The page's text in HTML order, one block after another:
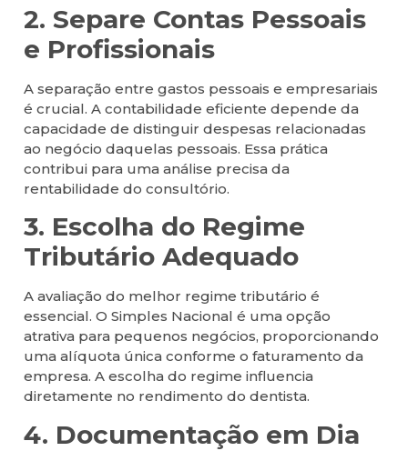
2. Separe Contas Pessoais
e Profissionais
A separação entre gastos pessoais e empresariais
é crucial. A contabilidade eficiente depende da
capacidade de distinguir despesas relacionadas
ao negócio daquelas pessoais. Essa prática
contribui para uma análise precisa da
rentabilidade do consultório.
3. Escolha do Regime
Tributário Adequado
A avaliação do melhor regime tributário é
essencial. O Simples Nacional é uma opção
atrativa para pequenos negócios, proporcionando
uma alíquota única conforme o faturamento da
empresa. A escolha do regime influencia
diretamente no rendimento do dentista.
4. Documentação em Dia